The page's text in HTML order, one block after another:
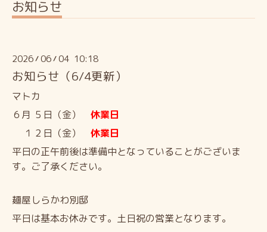
お知らせ
2026/06/04 10:18
お知らせ（6/4更新）
マトカ
６月 ５日（金） 休業日
１２日（金） 休業日
平日の正午前後は準備中となっていることがございま
す。 ご了承ください。
麺屋しらかわ別邸
平日は基本お休みです。土日祝の営業となります。